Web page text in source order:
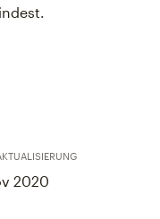
2020